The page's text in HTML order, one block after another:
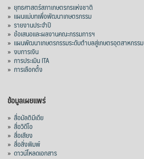
» ยุทธศาสตร์สภาเกษตรกรแห่งชาติ
» แผนแม่บทเพื่อพัฒนาเกษตรกรรม
» รายงานประจำปี
» ข้อเสนอและผลงานคณะกรรมการฯ
» แผนพัฒนาเกษตรกรรมระดับตำบลสู่เกษตรอุตสาหกรรม
» งบการเงิน
» การประเมิน ITA
» การเลือกตั้ง
ข้อมูลเผยแพร่
» สื่อมัลติมีเดีย
» สื่อวิดีโอ
» สื่อเสียง
» สื่อสิ่งพิมพ์
» ดาวน์โหลดเอกสาร